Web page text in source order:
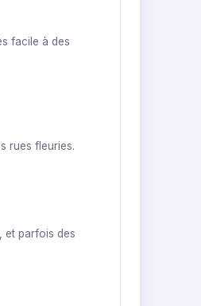
facile à des
rues fleuries.
et parfois des